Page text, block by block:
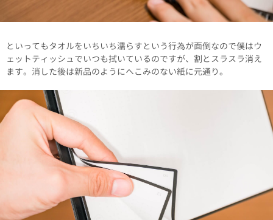
といってもタオルをいちいち濡らすという行為が面倒なので僕はウ
ェットティッシュでいつも拭いているのですが、割とスラスラ消え
ます。消した後は新品のようにへこみのない紙に元通り。